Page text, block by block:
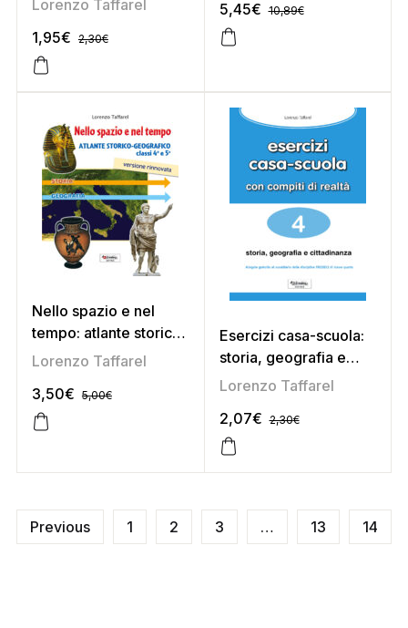
Lorenzo Taffarel
1,95€ 2,30€
5,45€ 10,89€
Nello spazio e nel
tempo: atlante storico-
geografico (fuori
Lorenzo Taffarel
3,50€ 5,00€
Esercizi casa-scuola:
storia, geografia e
cittadinanza 4
Lorenzo Taffarel
2,07€ 2,30€
Previous 1 2 3 … 13 14